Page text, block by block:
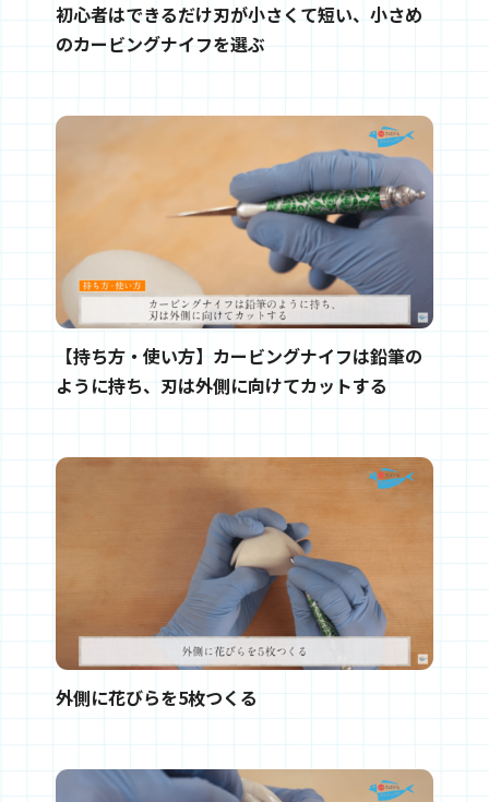
初心者はできるだけ刃が小さくて短い、小さめ
のカービングナイフを選ぶ
【持ち方・使い方】カービングナイフは鉛筆の
ように持ち、刃は外側に向けてカットする
外側に花びらを5枚つくる